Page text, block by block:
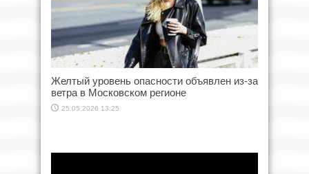
Желтый уровень опасности объявлен из-за
ветра в Московском регионе
25.05.2026 13:25